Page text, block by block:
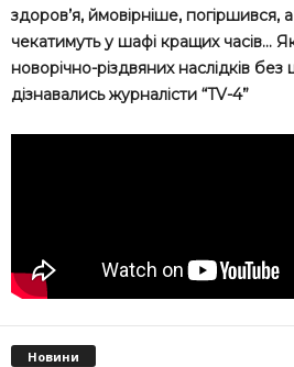
здоров’я, ймовірніше, погіршився,
чекатимуть у шафі кращих часів…
новорічно-різдвяних наслідків
дізнавались журналісти “TV-4”
Новини